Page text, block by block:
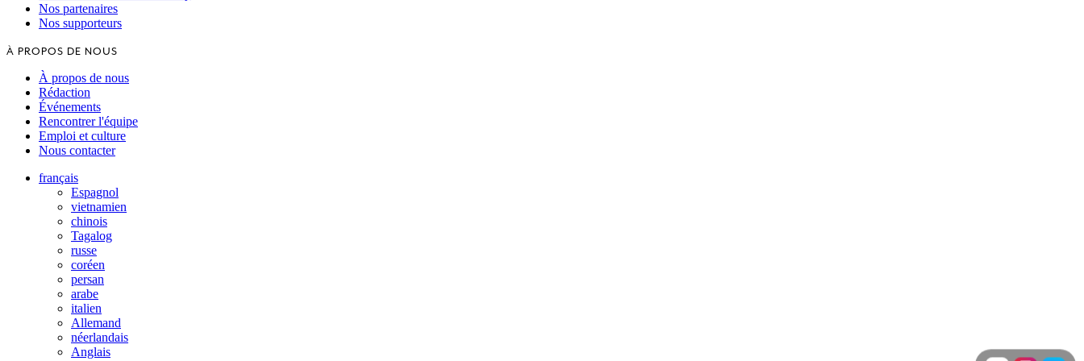
Nos partenaires
Nos supporteurs
À PROPOS DE NOUS
À propos de nous
Rédaction
Événements
Rencontrer l'équipe
Emploi et culture
Nous contacter
français
Espagnol
vietnamien
chinois
Tagalog
russe
coréen
persan
arabe
italien
Allemand
néerlandais
Anglais